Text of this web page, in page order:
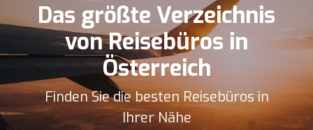
Das größte Verzeichnis
von Reisebüros in
Österreich
Finden Sie die besten Reisebüros in
Ihrer Nähe